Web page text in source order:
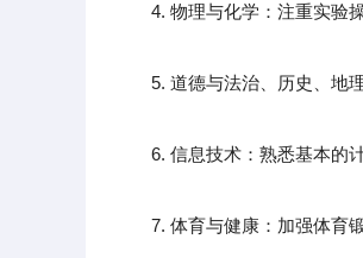
4. 物理与化学：注重实验操
5. 道德与法治、历史、地理
6. 信息技术：熟悉基本的计
7. 体育与健康：加强体育锻